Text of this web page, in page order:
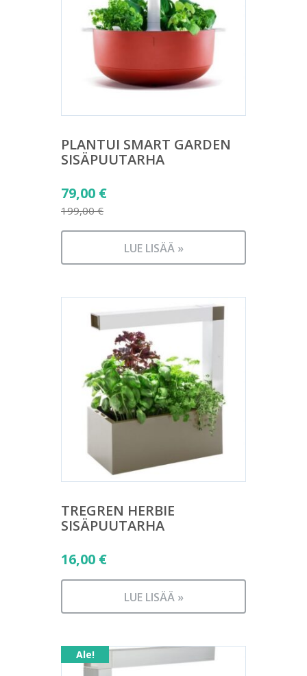
PLANTUI SMART GARDEN
SISÄPUUTARHA
199,00€
Alkuperäinen
hinta
oli:
79,00 €
Nykyinen
on:
LUE LISÄÄ »
TREGREN HERBIE
SISÄPUUTARHA
16,00 €
LUE LISÄÄ »
Ale!